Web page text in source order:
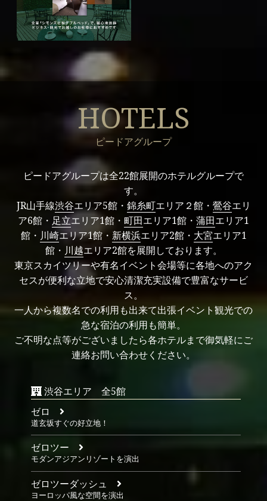
HOTELS
ピードアグループ
ピードアグループは全22館展開のホテルグループで
す。
JR山手線渋谷エリア5館・ 錦糸町エリア２館・ 鶯谷エリ
ア6館・ 足立エリア1館・ 町田エリア1館・ 蒲田エリア1
館・ 川崎エリア1館・ 新横浜エリア2館・ 大宮エリア1
館・ 川越エリア2館を展開しております。
東京スカイツリーや有名イベント会場等に各地へのアク
セスが便利な立地で安心清潔充実設備で豊富なサービ
ス。
一人から複数名での利用も出来て出張イベント観光での
急な宿泊の利用も簡単。
ご不明な点等がございましたら各ホテルまで御気軽にご
連絡お問い合わせください。
渋谷エリア 全5館
ゼロ
道玄坂すぐの好立地！
ゼロツー
モダンアジアンリゾートを演出
ゼロツーダッシュ
ヨーロッパ風な空間を演出